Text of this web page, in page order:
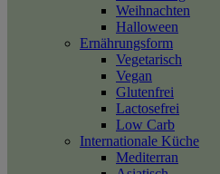
Weihnachten
Halloween
Ernährungsform
Vegetarisch
Vegan
Glutenfrei
Lactosefrei
Low Carb
Internationale Küche
Mediterran